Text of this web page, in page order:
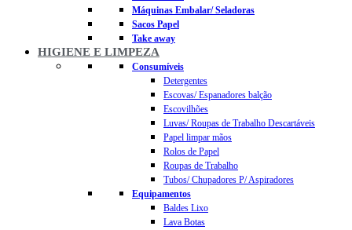
Máquinas Embalar/ Seladoras
Sacos Papel
Take away
HIGIENE E LIMPEZA
Consumíveis
Detergentes
Escovas/ Espanadores balção
Escovilhões
Luvas/ Roupas de Trabalho Descartáveis
Papel limpar mãos
Rolos de Papel
Roupas de Trabalho
Tubos/ Chupadores P/ Aspiradores
Equipamentos
Baldes Lixo
Lava Botas